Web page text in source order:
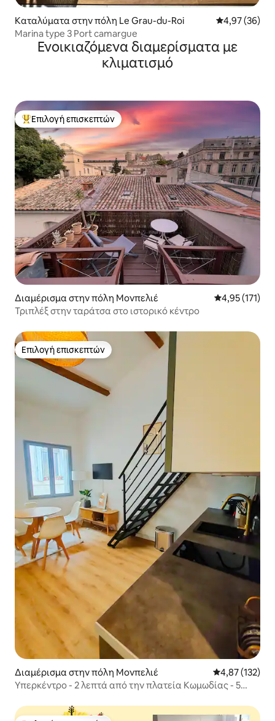
Καταλύματα στην πόλη Le Grau-du-Roi Μέση
4,97 (36)
Marina type 3 Port camargue
Ενοικιαζόμενα διαμερίσματα με
κλιματισμό
Κορυφαία επιλογή επισκεπτών
Επιλογή επισκεπτών
Διαμέρισμα στην πόλη Μονπελιέ Μέση
4,95 (171)
Τριπλέξ στην ταράτσα στο ιστορικό κέντρο
Επιλογή επισκεπτών
Επιλογή επισκεπτών
Διαμέρισμα στην πόλη Μονπελιέ Μέση
4,87 (132)
Υπερκέντρο - 2 λεπτά από την πλατεία Κωμωδίας - 5